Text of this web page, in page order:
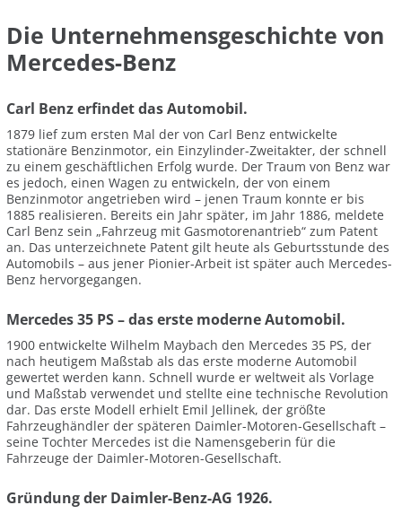
Die Unternehmensgeschichte von
Mercedes-Benz
Carl Benz erfindet das Automobil.
1879 lief zum ersten Mal der von Carl Benz entwickelte
stationäre Benzinmotor, ein Einzylinder-Zweitakter, der schnell
zu einem geschäftlichen Erfolg wurde. Der Traum von Benz war
es jedoch, einen Wagen zu entwickeln, der von einem
Benzinmotor angetrieben wird – jenen Traum konnte er bis
1885 realisieren. Bereits ein Jahr später, im Jahr 1886, meldete
Carl Benz sein „Fahrzeug mit Gasmotorenantrieb“ zum Patent
an. Das unterzeichnete Patent gilt heute als Geburtsstunde des
Automobils – aus jener Pionier-Arbeit ist später auch Mercedes-
Benz hervorgegangen.
Mercedes 35 PS – das erste moderne Automobil.
1900 entwickelte Wilhelm Maybach den Mercedes 35 PS, der
nach heutigem Maßstab als das erste moderne Automobil
gewertet werden kann. Schnell wurde er weltweit als Vorlage
und Maßstab verwendet und stellte eine technische Revolution
dar. Das erste Modell erhielt Emil Jellinek, der größte
Fahrzeughändler der späteren Daimler-Motoren-Gesellschaft –
seine Tochter Mercedes ist die Namensgeberin für die
Fahrzeuge der Daimler-Motoren-Gesellschaft.
Gründung der Daimler-Benz-AG 1926.